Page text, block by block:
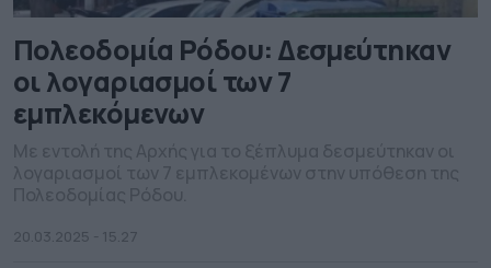
Πολεοδομία Ρόδου: Δεσμεύτηκαν
οι λογαριασμοί των 7
εμπλεκόμενων
20.03.2025 - 15.27